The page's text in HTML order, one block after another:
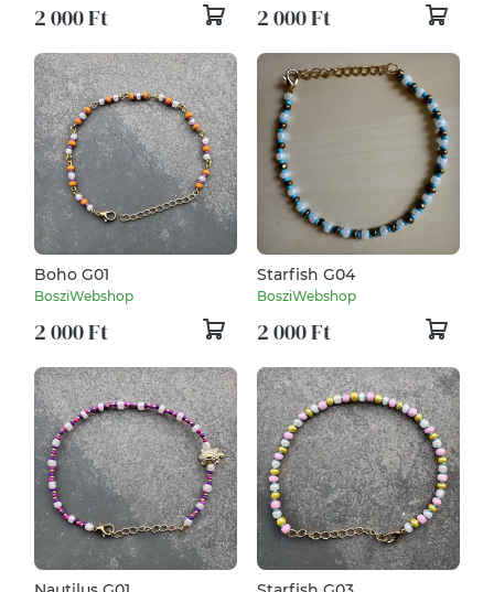
2 000 Ft 2 000 Ft
Boho G01
BosziWebshop
2 000 Ft
Starfish G04
BosziWebshop
2 000 Ft